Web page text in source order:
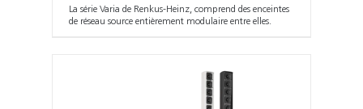
La série Varia de Renkus-Heinz, comprend des enceintes
de réseau source entièrement modulaire entre elles.